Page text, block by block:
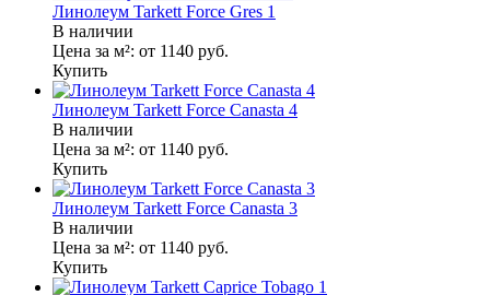
Линолеум Tarkett Force Gres 1
В наличии
Цена за м²: от 1140 руб.
Купить
Линолеум Tarkett Force Canasta 4
В наличии
Цена за м²: от 1140 руб.
Купить
Линолеум Tarkett Force Canasta 3
В наличии
Цена за м²: от 1140 руб.
Купить